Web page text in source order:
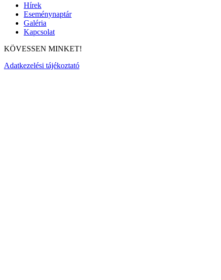
Hírek
Eseménynaptár
Galéria
Kapcsolat
KÖVESSEN MINKET!
Adatkezelési tájékoztató